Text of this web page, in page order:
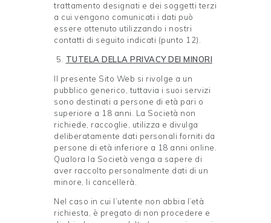
trattamento designati e dei soggetti terzi
a cui vengono comunicati i dati può
essere ottenuto utilizzando i nostri
contatti di seguito indicati (punto 12).
TUTELA DELLA PRIVACY DEI MINORI
Il presente Sito Web si rivolge a un
pubblico generico, tuttavia i suoi servizi
sono destinati a persone di età pari o
superiore a 18 anni. La Società non
richiede, raccoglie, utilizza e divulga
deliberatamente dati personali forniti da
persone di età inferiore a 18 anni online.
Qualora la Società venga a sapere di
aver raccolto personalmente dati di un
minore, li cancellerà.
Nel caso in cui l’utente non abbia l’età
richiesta, è pregato di non procedere e